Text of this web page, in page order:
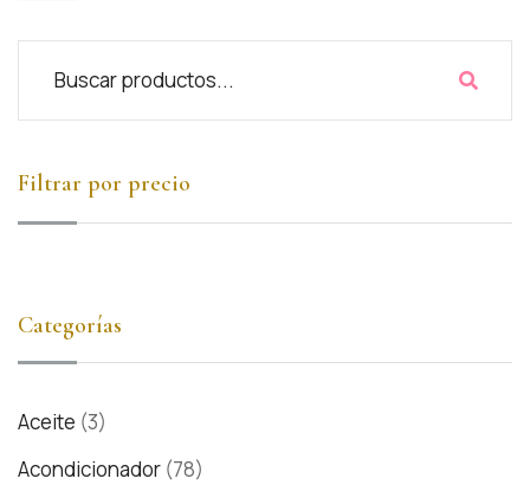
Filtrar por precio
Categorías
Aceite (3)
Acondicionador (78)